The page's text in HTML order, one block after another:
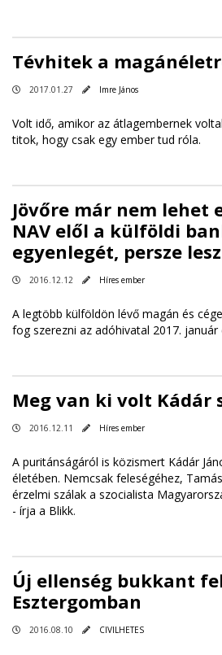
Tévhitek a
2017.01.27 Imre János
Volt idő, amikor az átlagembernek
titok, hogy csak egy ember tud róla.
Jövőre már nem lehet
NAV elől a külföldi
egyenlegét, persze
2016.12.12 Híres ember
A legtöbb külföldön lévő magán és
fog szerezni az adóhivatal 2017. január
Meg van ki volt Kádár
2016.12.11 Híres ember
A puritánságáról is közismert Kádár
életében. Nemcsak feleségéhez,
érzelmi szálak a szocialista
- írja a Blikk.
Új ellenség bukkant
Esztergomban
2016.08.10 CIVILHETES